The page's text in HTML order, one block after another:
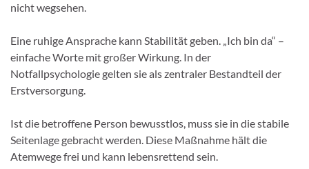
nicht wegsehen.
Eine ruhige Ansprache kann Stabilität geben. „Ich bin da“ –
einfache Worte mit großer Wirkung. In der
Notfallpsychologie gelten sie als zentraler Bestandteil der
Erstversorgung.
Ist die betroffene Person bewusstlos, muss sie in die stabile
Seitenlage gebracht werden. Diese Maßnahme hält die
Atemwege frei und kann lebensrettend sein.